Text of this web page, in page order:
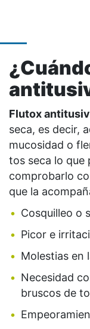
Flutox
seca, es decir,
mucosidad o
tos seca lo que
comprobarlo
que la
Cosquilleo o
Picor e
Molestias en
Necesidad
bruscos de